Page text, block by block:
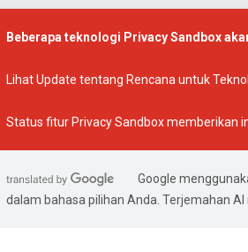
Beberapa teknologi Privacy Sandbox
LihatUpdate tentang Rencana untuk
Status fitur Privacy Sandboxmemberikan
Google
dalam bahasa pilihan Anda. Terjemahan